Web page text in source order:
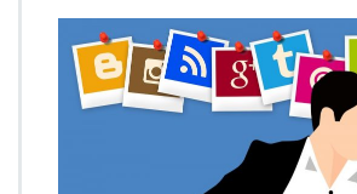
司
最
专
业